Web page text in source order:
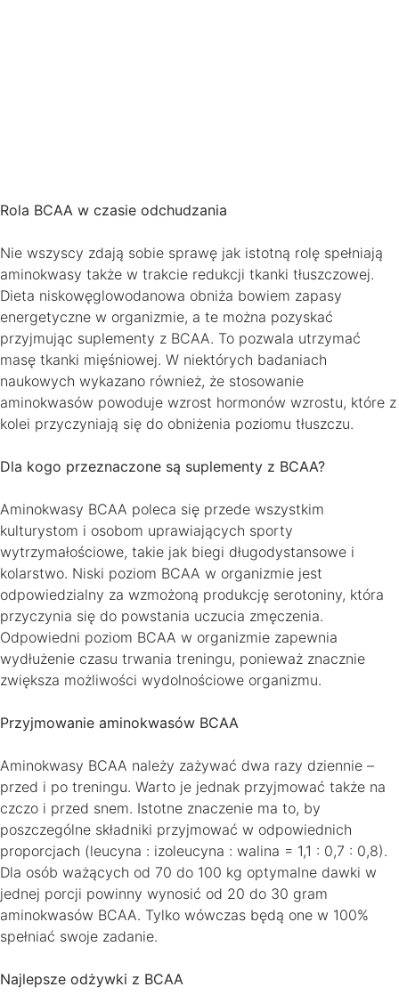
Rola BCAA w czasie odchudzania
Nie wszyscy zdają sobie sprawę jak istotną rolę spełniają
aminokwasy także w trakcie redukcji tkanki tłuszczowej.
Dieta niskowęglowodanowa obniża bowiem zapasy
energetyczne w organizmie, a te można pozyskać
przyjmując suplementy z BCAA. To pozwala utrzymać
masę tkanki mięśniowej. W niektórych badaniach
naukowych wykazano również, że stosowanie
aminokwasów powoduje wzrost hormonów wzrostu, które z
kolei przyczyniają się do obniżenia poziomu tłuszczu.
Dla kogo przeznaczone są suplementy z BCAA?
Aminokwasy BCAA poleca się przede wszystkim
kulturystom i osobom uprawiających sporty
wytrzymałościowe, takie jak biegi długodystansowe i
kolarstwo. Niski poziom BCAA w organizmie jest
odpowiedzialny za wzmożoną produkcję serotoniny, która
przyczynia się do powstania uczucia zmęczenia.
Odpowiedni poziom BCAA w organizmie zapewnia
wydłużenie czasu trwania treningu, ponieważ znacznie
zwiększa możliwości wydolnościowe organizmu.
Przyjmowanie aminokwasów BCAA
Aminokwasy BCAA należy zażywać dwa razy dziennie –
przed i po treningu. Warto je jednak przyjmować także na
czczo i przed snem. Istotne znaczenie ma to, by
poszczególne składniki przyjmować w odpowiednich
proporcjach (leucyna : izoleucyna : walina = 1,1 : 0,7 : 0,8).
Dla osób ważących od 70 do 100 kg optymalne dawki w
jednej porcji powinny wynosić od 20 do 30 gram
aminokwasów BCAA. Tylko wówczas będą one w 100%
spełniać swoje zadanie.
Najlepsze odżywki z BCAA